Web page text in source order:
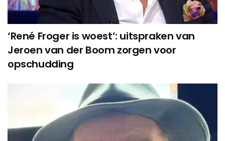
‘René Froger is woest’: uitspraken van
Jeroen van der Boom zorgen voor
opschudding